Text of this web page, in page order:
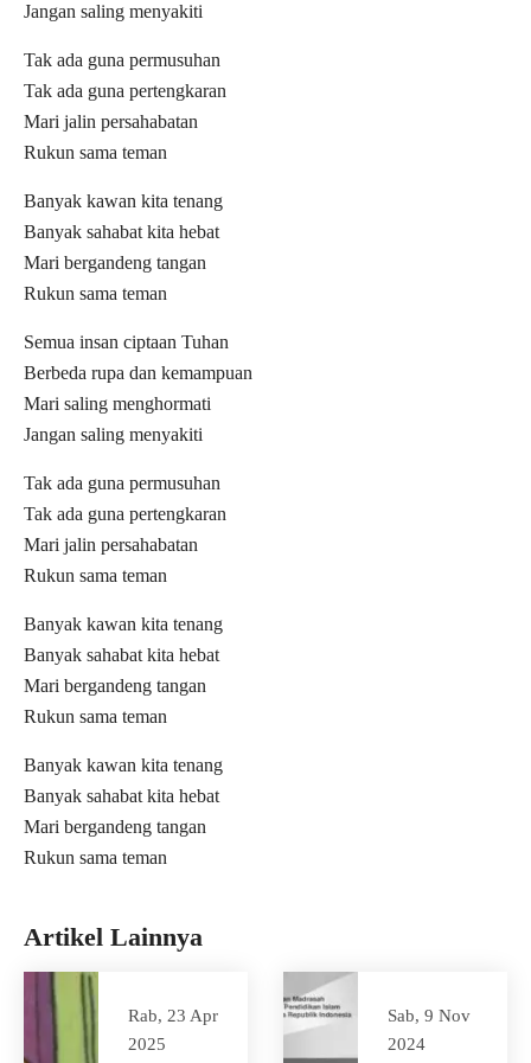
Jangan saling menyakiti
Tak ada guna permusuhan
Tak ada guna pertengkaran
Mari jalin persahabatan
Rukun sama teman
Banyak kawan kita tenang
Banyak sahabat kita hebat
Mari bergandeng tangan
Rukun sama teman
Semua insan ciptaan Tuhan
Berbeda rupa dan kemampuan
Mari saling menghormati
Jangan saling menyakiti
Tak ada guna permusuhan
Tak ada guna pertengkaran
Mari jalin persahabatan
Rukun sama teman
Banyak kawan kita tenang
Banyak sahabat kita hebat
Mari bergandeng tangan
Rukun sama teman
Banyak kawan kita tenang
Banyak sahabat kita hebat
Mari bergandeng tangan
Rukun sama teman
Artikel Lainnya
Rab, 23 Apr
2025
Sab, 9 Nov
2024